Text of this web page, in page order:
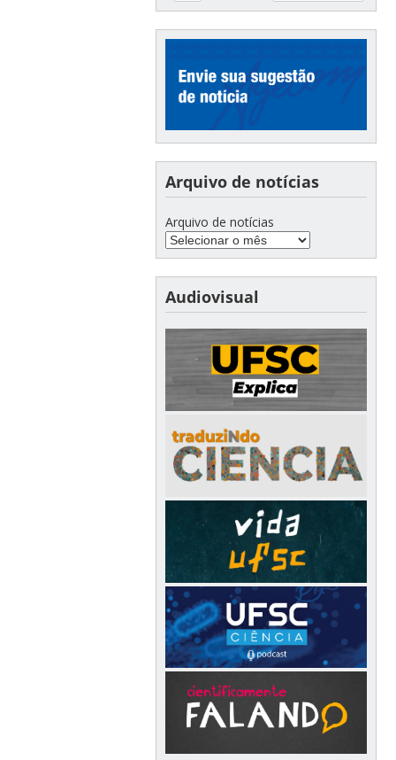
Arquivo de notícias
Arquivo de notícias
Audiovisual